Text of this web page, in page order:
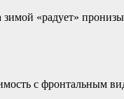
«радует»
с фронтальным